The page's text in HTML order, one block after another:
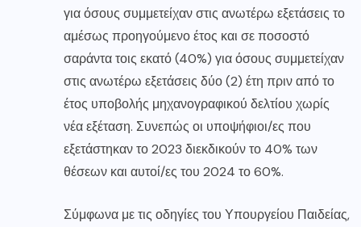
για όσους συμμετείχαν στις ανωτέρω εξετάσεις το
αμέσως προηγούμενο έτος και σε ποσοστό
σαράντα τοις εκατό (40%) για όσους συμμετείχαν
στις ανωτέρω εξετάσεις δύο (2) έτη πριν από το
έτος υποβολής μηχανογραφικού δελτίου χωρίς
νέα εξέταση. Συνεπώς οι υποψήφιοι/ες που
εξετάστηκαν το 2023 διεκδικούν το 40% των
θέσεων και αυτοί/ες του 2024 το 60%.
Σύμφωνα με τις οδηγίες του Υπουργείου Παιδείας,